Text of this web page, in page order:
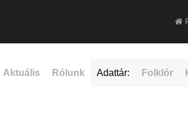
Aktuális Rólunk Adattár: Folklór